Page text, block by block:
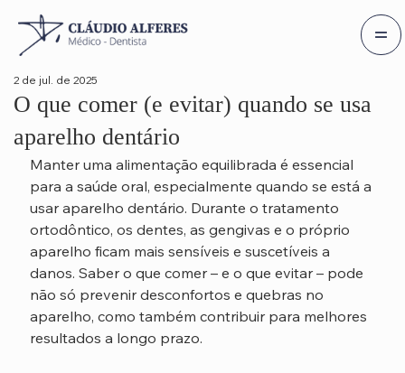
O que comer (e evitar) quando se usa
aparelho dentário
2 de jul. de 2025
Manter uma alimentação equilibrada é essencial
para a saúde oral, especialmente quando se está a
usar aparelho dentário. Durante o tratamento
ortodôntico, os dentes, as gengivas e o próprio
aparelho ficam mais sensíveis e suscetíveis a
danos. Saber o que comer – e o que evitar – pode
não só prevenir desconfortos e quebras no
aparelho, como também contribuir para melhores
resultados a longo prazo.